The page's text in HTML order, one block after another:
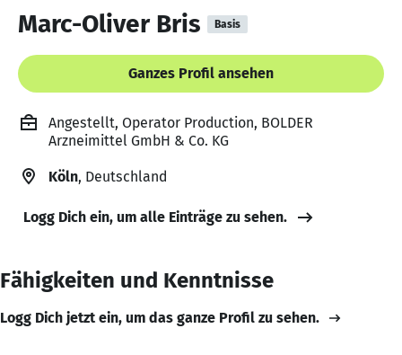
Marc-Oliver Bris Basis
Ganzes Profil ansehen
Angestellt, Operator Production, BOLDER
Arzneimittel GmbH & Co. KG
Köln, Deutschland
Logg Dich ein, um alle Einträge zu sehen.
Fähigkeiten und Kenntnisse
Logg Dich jetzt ein, um das ganze Profil zu sehen.